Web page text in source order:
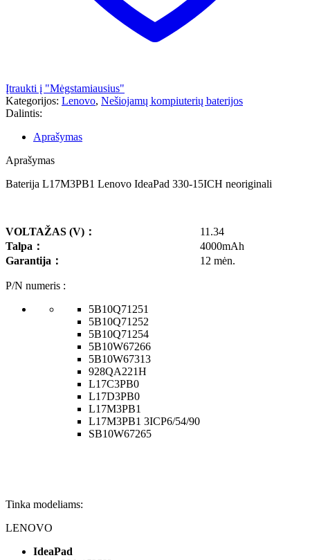
Įtraukti į "Mėgstamiausius"
Kategorijos: Lenovo, Nešiojamų kompiuterių baterijos
Dalintis:
Aprašymas
Aprašymas
Baterija L17M3PB1 Lenovo IdeaPad 330-15ICH neoriginali
VOLTAŽAS (V) ：
11.34
Talpa ：
4000mAh
Garantija ： 12 mėn.
P/N numeris :
5B10Q71251
5B10Q71252
5B10Q71254
5B10W67266
5B10W67313
928QA221H
L17C3PB0
L17D3PB0
L17M3PB1
L17M3PB1 3ICP6/54/90
SB10W67265
Tinka modeliams:
LENOVO
IdeaPad